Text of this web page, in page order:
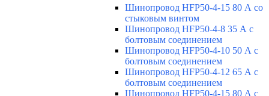
Шинопровод HFP50-4-15 80 А со
стыковым винтом
Шинопровод HFP50-4-8 35 А с
болтовым соединением
Шинопровод HFP50-4-10 50 А с
болтовым соединением
Шинопровод HFP50-4-12 65 А с
болтовым соединением
Шинопровод HFP50-4-15 80 А с